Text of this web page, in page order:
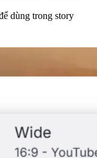
dùng trong story